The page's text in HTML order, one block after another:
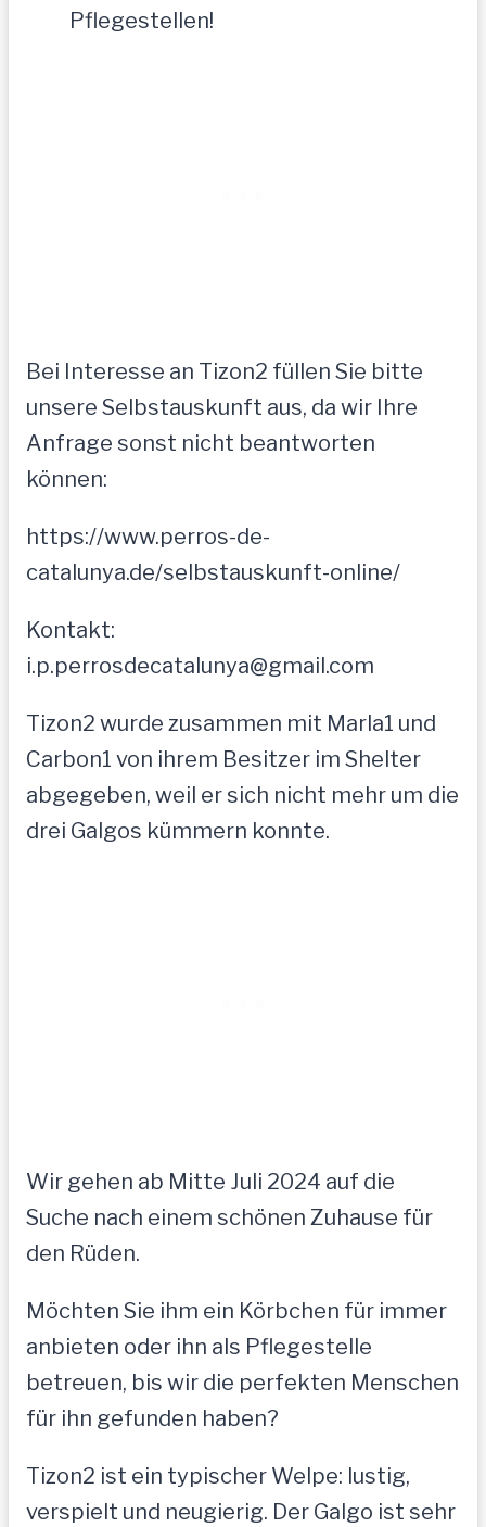
Pflegestellen!
Bei Interesse an Tizon2 füllen Sie bitte
unsere Selbstauskunft aus, da wir Ihre
Anfrage sonst nicht beantworten
können:
https://www.perros-de-
catalunya.de/selbstauskunft-online/
Kontakt:
i.p.perrosdecatalunya@gmail.com
Tizon2 wurde zusammen mit Marla1 und
Carbon1 von ihrem Besitzer im Shelter
abgegeben, weil er sich nicht mehr um die
drei Galgos kümmern konnte.
Wir gehen ab Mitte Juli 2024 auf die
Suche nach einem schönen Zuhause für
den Rüden.
Möchten Sie ihm ein Körbchen für immer
anbieten oder ihn als Pflegestelle
betreuen, bis wir die perfekten Menschen
für ihn gefunden haben?
Tizon2 ist ein typischer Welpe: lustig,
verspielt und neugierig. Der Galgo ist sehr